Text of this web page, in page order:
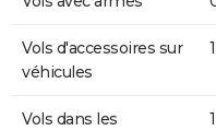
Vols d'accessoires sur
véhicules
1
Vols dans les
1